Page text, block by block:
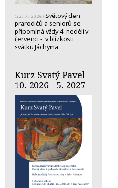
(22. 7. 2026) Světový den
prarodičů a seniorů se
připomíná vždy 4. neděli v
červenci - v blízkosti
svátku Jáchyma…
Kurz Svatý Pavel
10. 2026 - 5. 2027